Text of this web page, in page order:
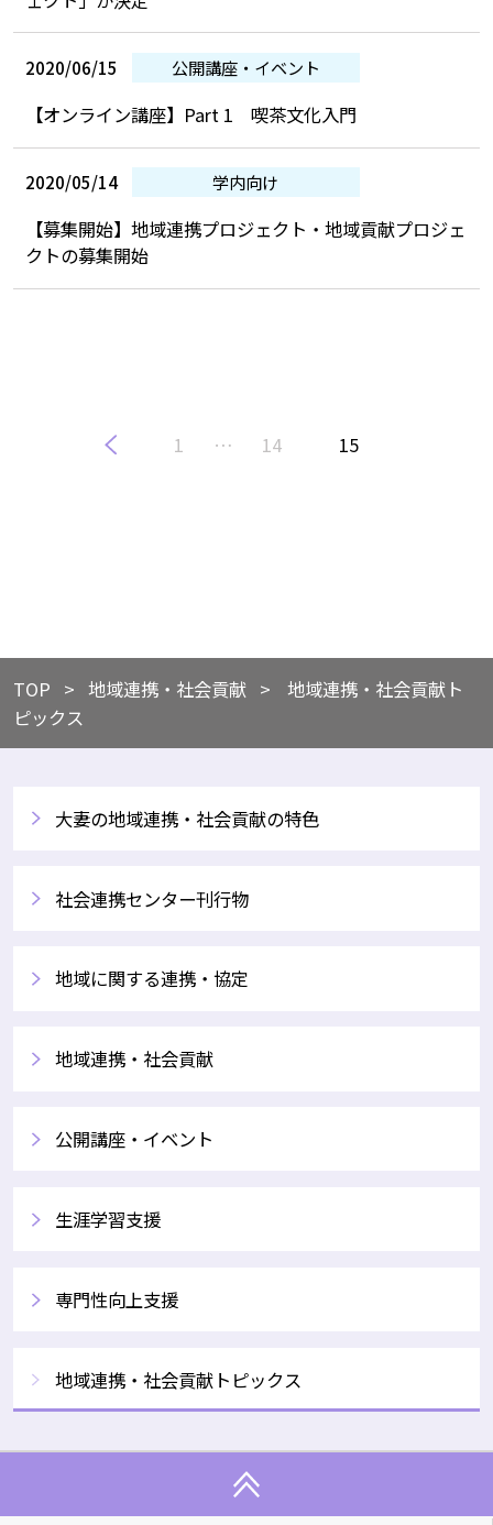
2020/06/15 公開講座・イベント
【オンライン講座】Part 1 喫茶文化入門
2020/05/14 学内向け
【募集開始】地域連携プロジェクト・地域貢献プロジェ
クトの募集開始
1 … 14 15
TOP ​地域連携・社会貢献
地域連携・社会貢献ト
ピックス
大妻の地域連携・社会貢献の特色
社会連携センター刊行物
地域に関する連携・協定
地域連携・社会貢献
公開講座・イベント
生涯学習支援
専門性向上支援
地域連携・社会貢献トピックス